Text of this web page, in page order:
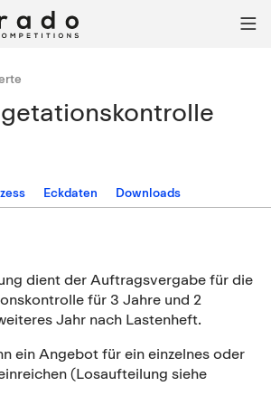

Eckdaten Downloads
dient der Auftragsvergabe für die
für 3 Jahre und 2
Jahr nach Lastenheft.
ein Angebot für ein einzelnes oder
(Losaufteilung siehe